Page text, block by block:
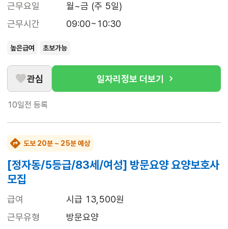
근무요일
월~금 (주 5일)
근무시간
09:00~10:30
높은급여 초보가능
관심 일자리정보 더보기
10일전 등록
도보 20분 ~ 25분 예상
[정자동/5등급/83세/여성] 방문요양 요양보호사
모집
급여
시급 13,500원
근무유형
방문요양